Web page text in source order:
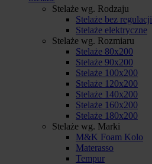
Stelaże wg. Rodzaju
Stelaże bez regulacji
Stelaże elektryczne
Stelaże wg. Rozmiaru
Stelaże 80x200
Stelaże 90x200
Stelaże 100x200
Stelaże 120x200
Stelaże 140x200
Stelaże 160x200
Stelaże 180x200
Stelaże wg. Marki
M&K Foam Kolo
Materasso
Tempur